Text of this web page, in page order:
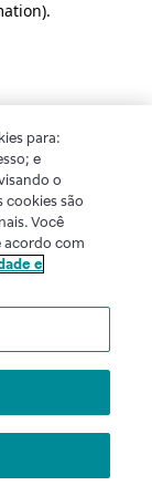
.
para:
e
o
cookies são
Você
acordo com
e